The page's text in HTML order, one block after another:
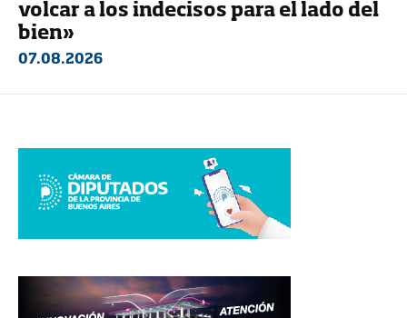
volcar a los indecisos para el lado del
bien»
07.08.2026